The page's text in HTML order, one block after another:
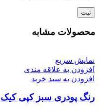
محصولات مشابه
نمایش سریع
افزودن به علاقه مندی
افزودن به سبد خرید
رنگ پودری سبز کپی کیک